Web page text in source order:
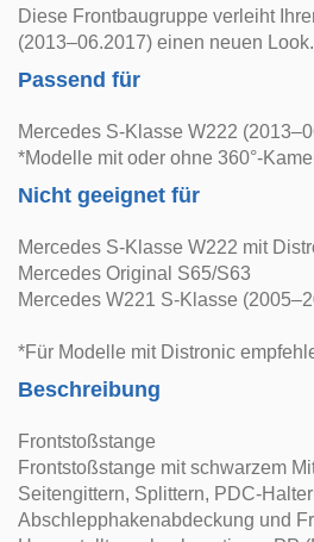
Diese Frontbaugruppe verleiht
(2013–06.2017) einen neuen Look.
Passend für
Mercedes S-Klasse W222
*Modelle mit oder ohne 360°-
Nicht geeignet für
Mercedes S-Klasse W222 mit
Mercedes Original S65/S63
Mercedes W221 S-Klasse
*Für Modelle mit Distronic
Beschreibung
Frontstoßstange
Frontstoßstange mit schwarzem
Seitengittern, Splittern, PDC-
Abschlepphakenabdeckung und